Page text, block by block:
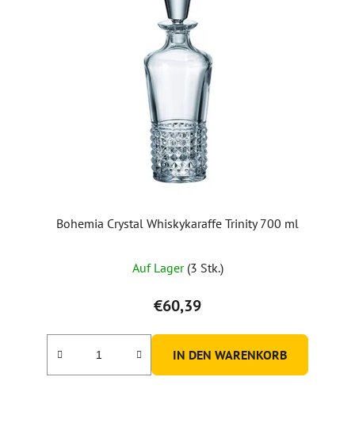
Bohemia Crystal Whiskykaraffe Trinity 700 ml
Auf Lager (3 Stk.)
€60,39
IN DEN WARENKORB